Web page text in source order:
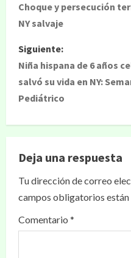
Choque y persecución
NY salvaje
Siguiente:
Niña hispana de 6 años
salvó su vida en NY:
Pediátrico
Deja una respuesta
Tu dirección de correo
campos obligatorios están
Comentario *